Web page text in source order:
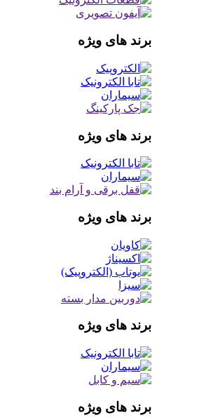
برند های ویژه
برند های ویژه
برند های ویژه
برند های ویژه
برند های ویژه